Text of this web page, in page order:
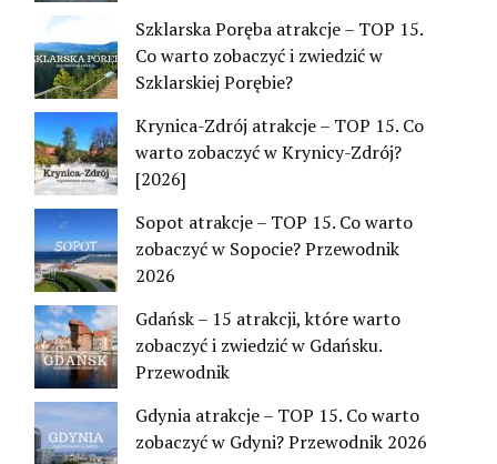
Szklarska Poręba atrakcje – TOP 15.
Co warto zobaczyć i zwiedzić w
Szklarskiej Porębie?
Krynica-Zdrój atrakcje – TOP 15. Co
warto zobaczyć w Krynicy-Zdrój?
[2026]
Sopot atrakcje – TOP 15. Co warto
zobaczyć w Sopocie? Przewodnik
2026
Gdańsk – 15 atrakcji, które warto
zobaczyć i zwiedzić w Gdańsku.
Przewodnik
Gdynia atrakcje – TOP 15. Co warto
zobaczyć w Gdyni? Przewodnik 2026